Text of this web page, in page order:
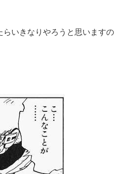
らいきなりやろうと思いますの